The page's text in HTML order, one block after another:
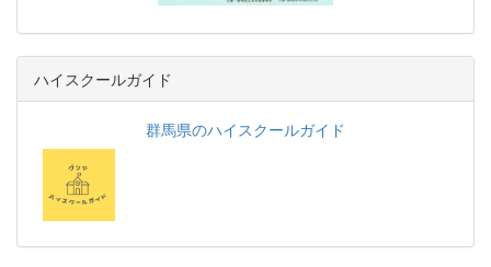
ハイスクールガイド
群馬県のハイスクールガイド